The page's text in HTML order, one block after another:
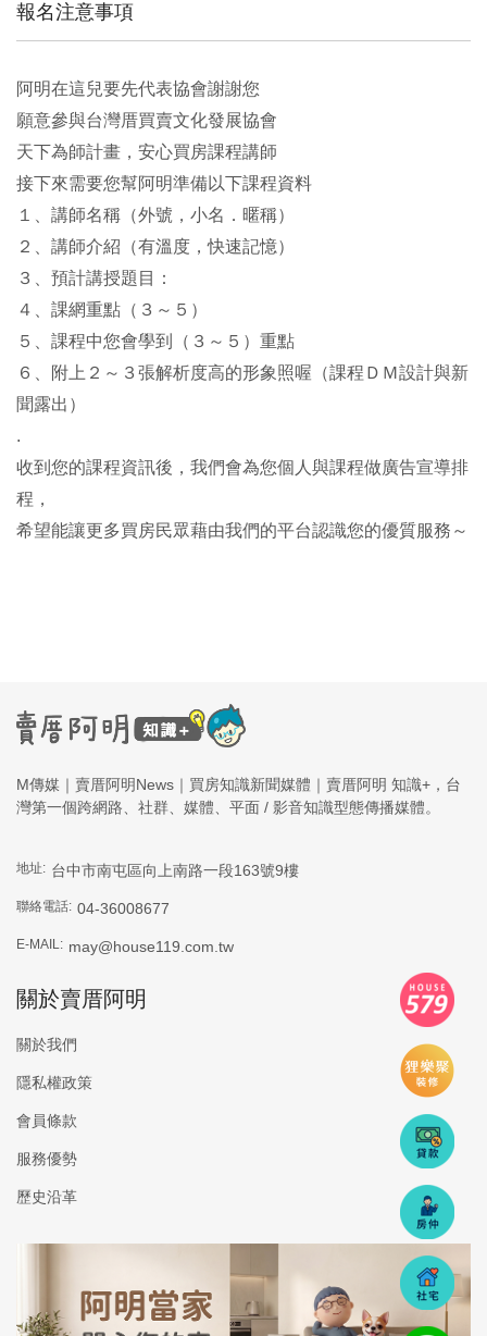
*預計講授題目
*課網重點（３～５）
*課程中會學到（３～５）重點
希望開課時間
*形象照02
*賴ＩＤ
*臉書網址
ＩＧ
報名注意事項
阿明在這兒要先代表協會謝謝您
願意參與台灣厝買賣文化發展協會
天下為師計畫，安心買房課程講師
接下來需要您幫阿明準備以下課程資料
１、講師名稱（外號，小名．暱稱）
２、講師介紹（有溫度，快速記憶）
３、預計講授題目：
４、課網重點（３～５）
５、課程中您會學到（３～５）重點
６、附上２～３張解析度高的形象照喔（課程ＤＭ設計與新
聞露出）
.
收到您的課程資訊後，我們會為您個人與課程做廣告宣導排
程，
希望能讓更多買房民眾藉由我們的平台認識您的優質服務～
M傳媒｜賣厝阿明News｜買房知識新聞媒體｜賣厝阿明 知識+，台
灣第一個跨網路、社群、媒體、平面 / 影音知識型態傳播媒體。
地址: 台中市南屯區向上南路一段163號9樓
聯絡電話: 04-36008677
E-MAIL: may@house119.com.tw
關於賣厝阿明
關於我們
隱私權政策
會員條款
服務優勢
歷史沿革